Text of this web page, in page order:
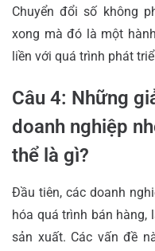
Chuyển đổi số không
xong mà đó là một
liền với quá trình phát
Câu 4: Những
doanh nghiệp
thể là gì?
Đầu tiên, các doanh
hóa quá trình bán hàng,
sản xuất. Các vấn đề